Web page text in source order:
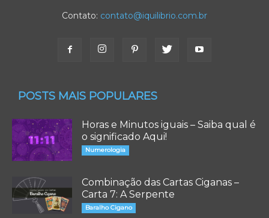
Contato: contato@iquilibrio.com.br
POSTS MAIS POPULARES
Horas e Minutos iguais – Saiba qual é
o significado Aqui!
Numerologia
Combinação das Cartas Ciganas –
Carta 7: A Serpente
Baralho Cigano